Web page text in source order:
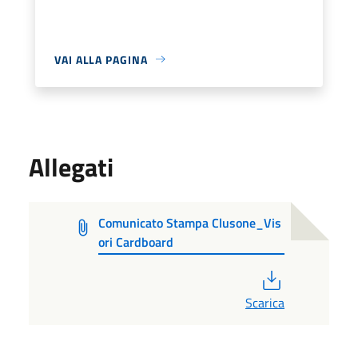
VAI ALLA PAGINA
Allegati
Comunicato Stampa Clusone_Vis
ori Cardboard
Scarica